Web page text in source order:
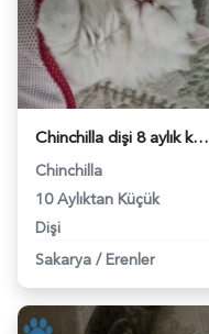
Chinchilla dişi 8 aylık kedim var. - 118982384
Chinchilla
10 Aylıktan Küçük
Dişi
Sakarya / Erenler